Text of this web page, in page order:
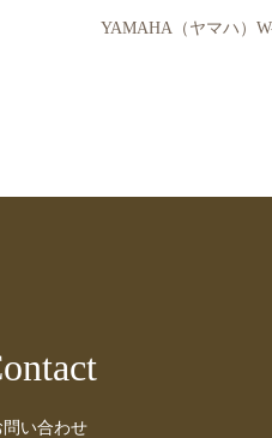
YAMAHA（ヤマハ）
問い合わせ